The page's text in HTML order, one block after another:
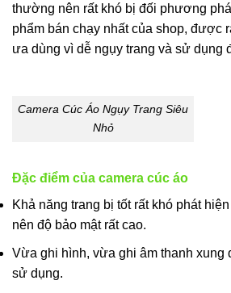
thường nên rất khó bị đối phương
phẩm bán chạy nhất của shop, được
ưa dùng vì dễ ngụy trang và sử dụng
Camera Cúc Áo Ngụy Trang Siêu
Nhỏ
Đặc điểm của camera cúc áo
Khả năng trang bị tốt rất khó phát
nên độ bảo mật rất cao.
Vừa ghi hình, vừa ghi âm thanh xung
sử dụng.